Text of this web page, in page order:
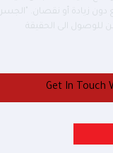
دون زيادة أو نقصان. "الجسر
للوصول الى الحقيقة
Get In Touch